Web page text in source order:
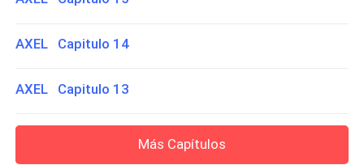
AXEL Capitulo 14
AXEL Capitulo 13
Más Capítulos